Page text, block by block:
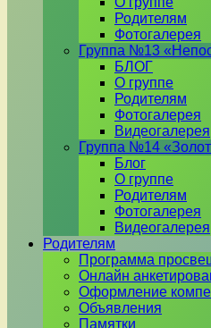
Родителям
Фотогалерея
Группа №13
БЛОГ
О группе
Родителям
Фотогалерея
Видеогалерея
Группа №14
Блог
О группе
Родителям
Фотогалерея
Видеогалерея
Родителям
Программа
Онлайн
Оформление
Объявления
Памятки